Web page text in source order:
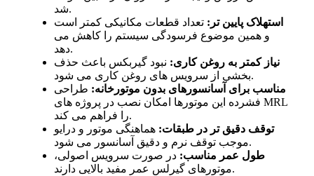
شد.
استهلاک پایین تر: تعداد قطعات مکانیکی کمتر است
و همین موضوع فرسودگی سیستم را کاهش می
دهد.
نیاز کمتر به روغن کاری: نبود گیربکس باعث حذف
بخشی از سرویس های روغن کاری می شود.
مناسب برای آسانسورهای بدون موتورخانه: طراحی
فشرده این موتورها امکان نصب در پروژه های MRL
را فراهم می کند.
توقف دقیق تر در طبقات: هماهنگی موتور و درایو
موجب توقف نرم و دقیق آسانسور می شود.
طول عمر مناسب: در صورت سرویس اصولی،
موتورهای گیرلس عمر مفید بالایی دارند.